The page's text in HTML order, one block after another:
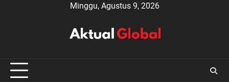
Minggu, Agustus 9, 2026